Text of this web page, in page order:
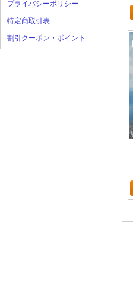
プライバシーポリシー
特定商取引表
割引クーポン・ポイント